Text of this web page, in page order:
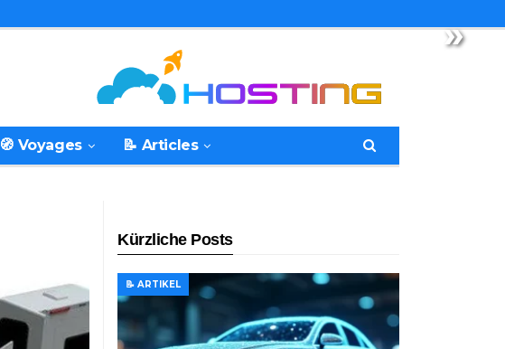
»
🧭 Voyages 📝 Articles
Kürzliche Posts
📝 ARTIKEL